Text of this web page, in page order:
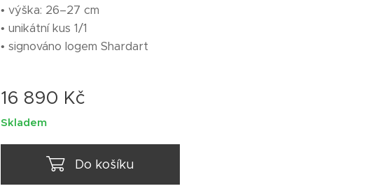
• výška: 26–27 cm
• unikátní kus 1/1
• signováno logem Shardart
16 890 Kč
Skladem
Do košíku